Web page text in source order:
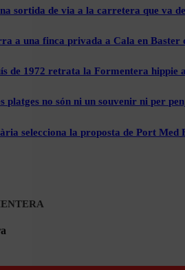
sortida de via a la carretera que va
a una finca privada a Cala en
de 1972 retrata la Formentera
platges no són ni un souvenir ni per
selecciona la proposta de Port